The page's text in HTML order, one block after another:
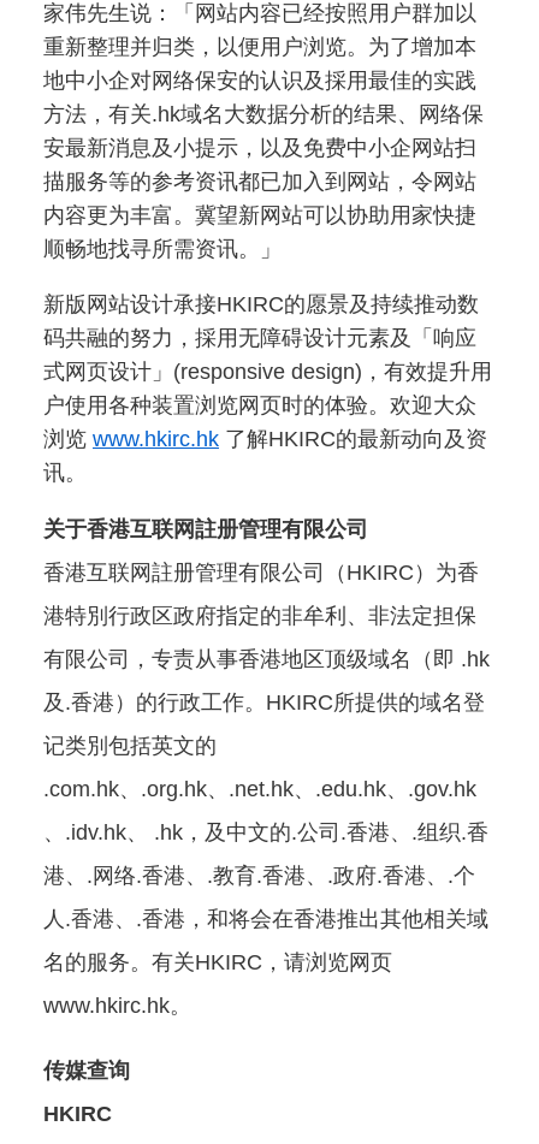
家伟先生说：「网站内容已经按照用户群加以
重新整理并归类，以便用户浏览。为了增加本
地中小企对网络保安的认识及採用最佳的实践
方法，有关.hk域名大数据分析的结果、网络保
安最新消息及小提示，以及免费中小企网站扫
描服务等的参考资讯都已加入到网站，令网站
内容更为丰富。冀望新网站可以协助用家快捷
顺畅地找寻所需资讯。」
新版网站设计承接HKIRC的愿景及持续推动数
码共融的努力，採用无障碍设计元素及「响应
式网页设计」(responsive design)，有效提升用
户使用各种装置浏览网页时的体验。欢迎大众
浏览 www.hkirc.hk 了解HKIRC的最新动向及资
讯。
关于香港互联网註册管理有限公司
香港互联网註册管理有限公司（HKIRC）为香
港特別行政区政府指定的非牟利、非法定担保
有限公司，专责从事香港地区顶级域名（即 .hk
及.香港）的行政工作。HKIRC所提供的域名登
记类別包括英文的
.com.hk、.org.hk、.net.hk、.edu.hk、.gov.hk
、.idv.hk、 .hk，及中文的.公司.香港、.组织.香
港、.网络.香港、.教育.香港、.政府.香港、.个
人.香港、.香港，和将会在香港推出其他相关域
名的服务。有关HKIRC，请浏览网页
www.hkirc.hk。
传媒查询
HKIRC